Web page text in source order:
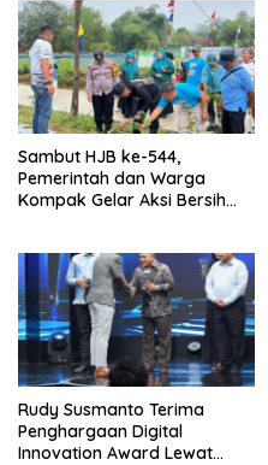
LEBONG
Sambut HJB ke-544,
Pemerintah dan Warga
Kompak Gelar Aksi Bersih
Rudy Susmanto Terima
Penghargaan Digital
Innovation Award Lewat